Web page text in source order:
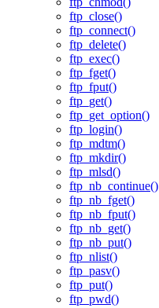
ftp_close()
ftp_connect()
ftp_delete()
ftp_exec()
ftp_fget()
ftp_fput()
ftp_get()
ftp_get_option()
ftp_login()
ftp_mdtm()
ftp_mkdir()
ftp_mlsd()
ftp_nb_continue()
ftp_nb_fget()
ftp_nb_fput()
ftp_nb_get()
ftp_nb_put()
ftp_nlist()
ftp_pasv()
ftp_put()
ftp_pwd()